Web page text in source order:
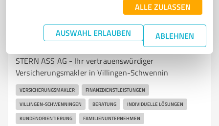
ALLE ZULASSEN
AUSWAHL ERLAUBEN ABLEHNEN
STERN ASS Finanz- und
Wirtschaftsberatung AG
STERN ASS AG - Ihr vertrauenswürdiger
Versicherungsmakler in Villingen-Schwennin
VERSICHERUNGSMAKLER FINANZDIENSTLEISTUNGEN
VILLINGEN-SCHWENNINGEN BERATUNG INDIVIDUELLE LÖSUNGEN
KUNDENORIENTIERUNG FAMILIENUNTERNEHMEN